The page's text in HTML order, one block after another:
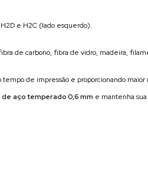
e H2C (lado esquerdo).
de carbono, fibra de vidro, madeira,
de impressão e proporcionando
de aço temperado 0,6 mm e mantenha